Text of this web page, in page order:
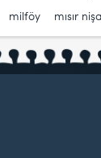
milföy mısır